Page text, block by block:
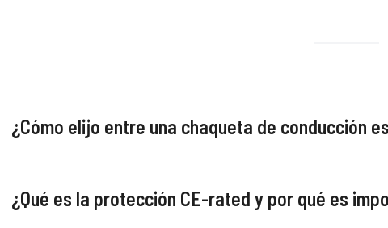
¿Cómo elijo entre una chaqueta de conducción
¿Qué es la protección CE-rated y por qué es